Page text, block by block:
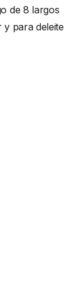
de 8 largos
y para deleite